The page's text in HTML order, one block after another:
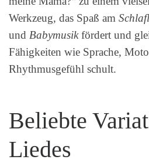
Werkzeug, das Spaß am
und Babymusikfördert und
Fähigkeiten wie Sprache,
Rhythmusgefühl schult.
Beliebte
Liedes